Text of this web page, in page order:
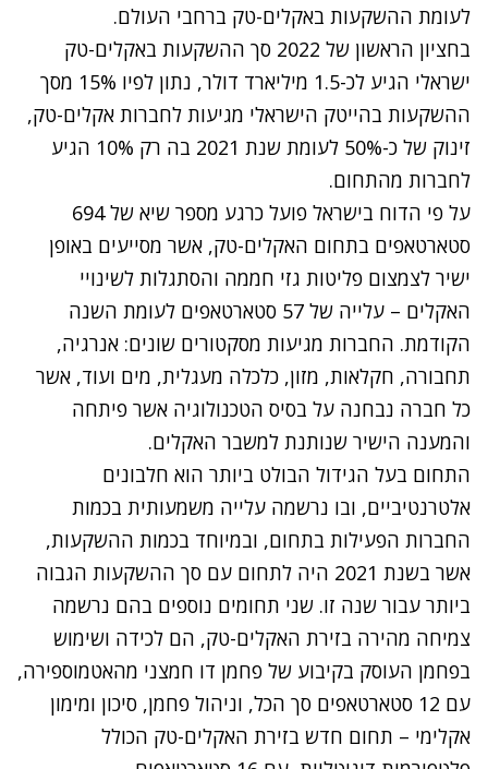
לעומת ההשקעות באקלים-טק ברחבי העולם.
בחציון הראשון של 2022 סך ההשקעות באקלים-טק
ישראלי הגיע לכ-1.5 מיליארד דולר, נתון לפיו 15% מסך
ההשקעות בהייטק הישראלי מגיעות לחברות אקלים-טק,
זינוק של כ-50% לעומת שנת 2021 בה רק 10% הגיע
לחברות מהתחום.
על פי הדוח בישראל פועל כרגע מספר שיא של 694
סטארטאפים בתחום האקלים-טק, אשר מסייעים באופן
ישיר לצמצום פליטות גזי חממה והסתגלות לשינויי
האקלים – עלייה של 57 סטארטאפים לעומת השנה
הקודמת. החברות מגיעות מסקטורים שונים: אנרגיה,
תחבורה, חקלאות, מזון, כלכלה מעגלית, מים ועוד, אשר
כל חברה נבחנה על בסיס הטכנולוגיה אשר פיתחה
והמענה הישיר שנותנת למשבר האקלים.
התחום בעל הגידול הבולט ביותר הוא חלבונים
אלטרנטיביים, ובו נרשמה עלייה משמעותית בכמות
החברות הפעילות בתחום, ובמיוחד בכמות ההשקעות,
אשר בשנת 2021 היה לתחום עם סך ההשקעות הגבוה
ביותר עבור שנה זו. שני תחומים נוספים בהם נרשמה
צמיחה מהירה בזירת האקלים-טק, הם לכידה ושימוש
בפחמן העוסק בקיבוע של פחמן דו חמצני מהאטמוספירה,
עם 12 סטארטאפים סך הכל, וניהול פחמן, סיכון ומימון
אקלימי – תחום חדש בזירת האקלים-טק הכולל